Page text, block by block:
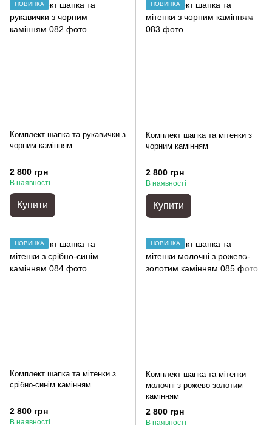
НОВИНКА
Комплект шапка та рукавички з
чорним камінням
2 800 грн
В наявності
Купити
НОВИНКА
Комплект шапка та мітенки з
чорним камінням
2 800 грн
В наявності
Купити
НОВИНКА
Комплект шапка та мітенки з
срібно-синім камінням
2 800 грн
В наявності
НОВИНКА
Комплект шапка та мітенки
молочні з рожево-золотим
камінням
2 800 грн
В наявності